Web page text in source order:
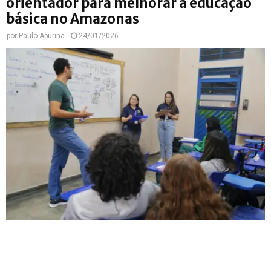
básica no Amazonas
por Paulo Apurina 24/01/2026